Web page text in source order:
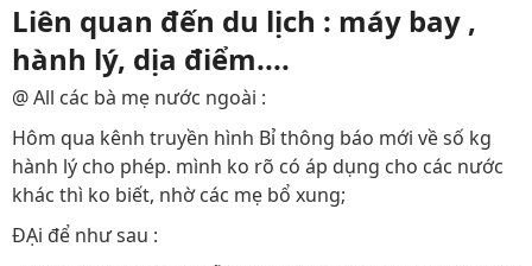
Liên quan đến du lịch : máy bay ,
hành lý, dịa điểm....
@ All các bà mẹ nước ngoài :
Hôm qua kênh truyền hình Bỉ thông báo mới về số kg
hành lý cho phép. mình ko rõ có áp dụng cho các nước
khác thì ko biết, nhờ các mẹ bổ xung;
ĐẠi để như sau :